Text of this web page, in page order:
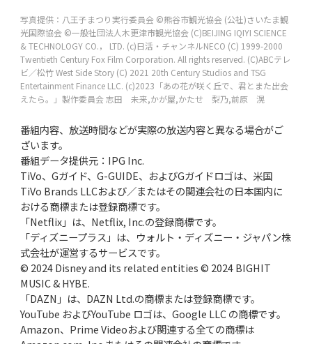
写真提供：八王子まつり実行委員会 ©熊谷市観光協会 (公社)さいたま観
光国際協会 ©一般社団法人木更津市観光協会 (C)BEIJING IQIYI SCIENCE
& TECHNOLOGY CO.， LTD. (c)日活・チャンネルNECO (C) 1999-2000
Twentieth Century Fox Film Corporation. All rights reserved. (C)ABCテレ
ビ／松竹West Side Story (C) 2021 20th Century Studios and TSG
Entertainment Finance LLC. (c)2023「あの花が咲く丘で、君とまた出会
えたら。」製作委員会志田 未来,かが屋,かたせ 梨乃,前原 滉
番組内容、放送時間などが実際の放送内容と異なる場合がご
ざいます。
番組データ提供元：IPG Inc.
TiVo、Gガイド、G-GUIDE、およびGガイドロゴは、米国
TiVo Brands LLCおよび／またはその関連会社の日本国内に
おける商標または登録商標です。
「Netflix」は、Netflix, Inc.の登録商標です。
「ディズニープラス」は、ウォルト・ディズニー・ジャパン株
式会社が運営するサービスです。
© 2024 Disney and its related entities © 2024 BIGHIT
MUSIC & HYBE.
「DAZN」は、DAZN Ltd.の商標または登録商標です。
YouTube およびYouTube ロゴは、Google LLC の商標です。
Amazon、Prime Videoおよび関連する全ての商標は